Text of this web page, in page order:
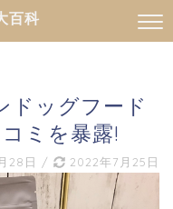
百科
ドッグフード
ミを暴露!
28日 / 2022年7月25日